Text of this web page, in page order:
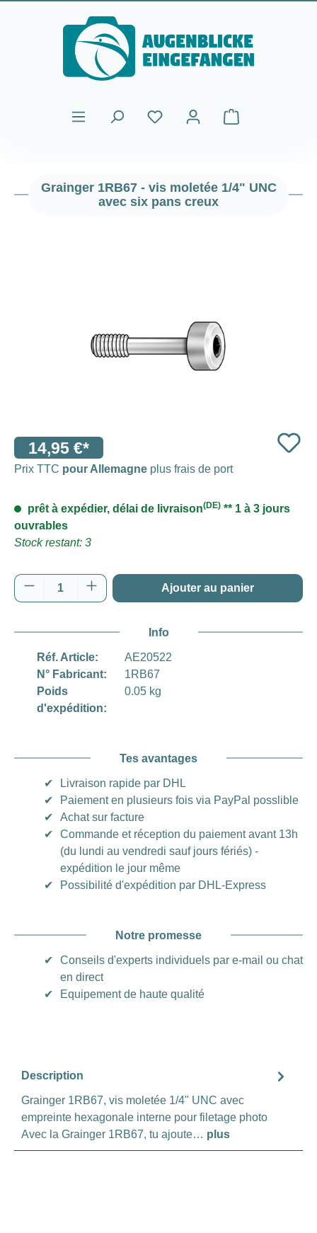
Passer au contenu principal
Le panier
Grainger 1RB67 - vis moletée 1/4" UNC
avec six pans creux
14,95 €*
Prix TTC pour Allemagne plus frais de port
prêt à expédier, délai de livraison(DE) ** 1 à 3 jours
ouvrables
Stock restant: 3
Quantité de produit : Entrez la quantité
Ajouter au panier
Info
Réf. Article:
AE20522
N° Fabricant:
1RB67
Poids
d'expédition:
0.05 kg
Tes avantages
✔
Livraison rapide par DHL
✔
Paiement en plusieurs fois via PayPal posslible
✔
Achat sur facture
✔
Commande et réception du paiement avant 13h
(du lundi au vendredi sauf jours fériés) -
expédition le jour même
✔
Possibilité d'expédition par DHL-Express
Notre promesse
✔
Conseils d'experts individuels par e-mail ou chat
en direct
✔
Equipement de haute qualité
Description
Grainger 1RB67, vis moletée 1/4" UNC avec
empreinte hexagonale interne pour filetage photo
Avec la Grainger 1RB67, tu ajoute… plus